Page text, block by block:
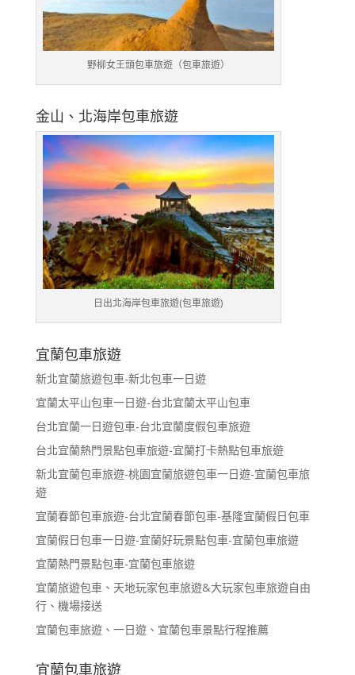
野柳女王頭包車旅遊（包車旅遊）
金山、北海岸包車旅遊
日出北海岸包車旅遊(包車旅遊)
宜蘭包車旅遊
新北宜蘭旅遊包車-新北包車一日遊
宜蘭太平山包車一日遊-台北宜蘭太平山包車
台北宜蘭一日遊包車-台北宜蘭度假包車旅遊
台北宜蘭熱門景點包車旅遊-宜蘭打卡熱點包車旅遊
新北宜蘭包車旅遊-桃園宜蘭旅遊包車一日遊-宜蘭包車旅
遊
宜蘭春節包車旅遊-台北宜蘭春節包車-基隆宜蘭假日包車
宜蘭假日包車一日遊-宜蘭好玩景點包車-宜蘭包車旅遊
宜蘭熱門景點包車-宜蘭包車旅遊
宜蘭旅遊包車、天地玩家包車旅遊&大玩家包車旅遊自由
行、機場接送
宜蘭包車旅遊、一日遊、宜蘭包車景點行程推薦
宜蘭包車旅遊